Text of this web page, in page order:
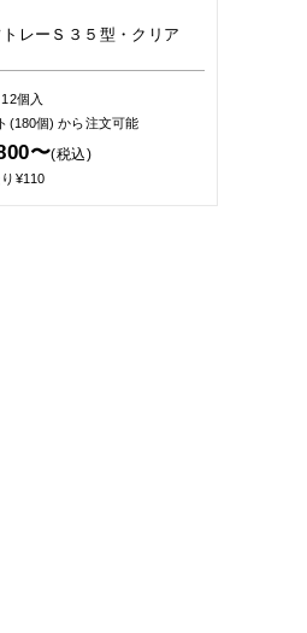
レーＳ３５型・クリア
個入
(180個)から注文可能
〜(税込)
¥110